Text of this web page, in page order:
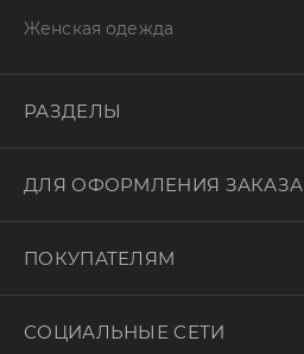
Женская одежда
РАЗДЕЛЫ
ДЛЯ ОФОРМЛЕНИЯ ЗАКАЗА
ПОКУПАТЕЛЯМ
СОЦИАЛЬНЫЕ СЕТИ